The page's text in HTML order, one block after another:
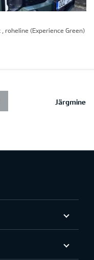
roheline (Experience Green)
Järgmine